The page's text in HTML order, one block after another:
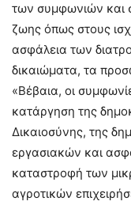
των συμφωνιών και
ζωης όπως στους
ασφάλεια των
δικαιώματα, τα
«Βέβαια, οι
κατάργηση της
Δικαιοσύνης, της
εργασιακών και
καταστροφή των
αγροτικών